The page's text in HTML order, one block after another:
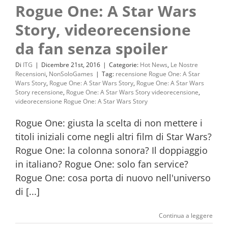
Rogue One: A Star Wars
Story, videorecensione
da fan senza spoiler
Di ITG | Dicembre 21st, 2016 | Categorie: Hot News, Le Nostre
Recensioni, NonSoloGames | Tag: recensione Rogue One: A Star
Wars Story, Rogue One: A Star Wars Story, Rogue One: A Star Wars
Story recensione, Rogue One: A Star Wars Story videorecensione,
videorecensione Rogue One: A Star Wars Story
Rogue One: giusta la scelta di non mettere i
titoli iniziali come negli altri film di Star Wars?
Rogue One: la colonna sonora? Il doppiaggio
in italiano? Rogue One: solo fan service?
Rogue One: cosa porta di nuovo nell'universo
di [...]
Continua a leggere